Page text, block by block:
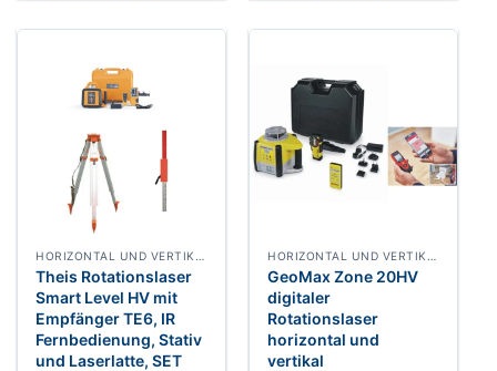
Theis Rotationslaser
Smart Level HV mit
Empfänger TE6, IR
Fernbedienung, Stativ
und Laserlatte, SET
GeoMax Zone 20HV
digitaler
Rotationslaser
horizontal und
vertikal